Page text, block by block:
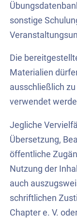
sonstige
Die
Materialien
ausschließlich
verwendet
Jegliche
Übersetzung,
öffentliche
Nutzung der
auch
schriftlichen
Chapter e. V.